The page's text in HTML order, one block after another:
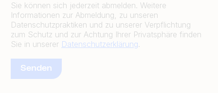
Sie können sich jederzeit abmelden. Weitere
Informationen zur Abmeldung, zu unseren
Datenschutzpraktiken und zu unserer Verpflichtung
zum Schutz und zur Achtung Ihrer Privatsphäre finden
Sie in unserer Datenschutzerklärung.